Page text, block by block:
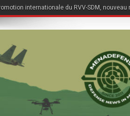
internationale du RVV-SDM, nouveau